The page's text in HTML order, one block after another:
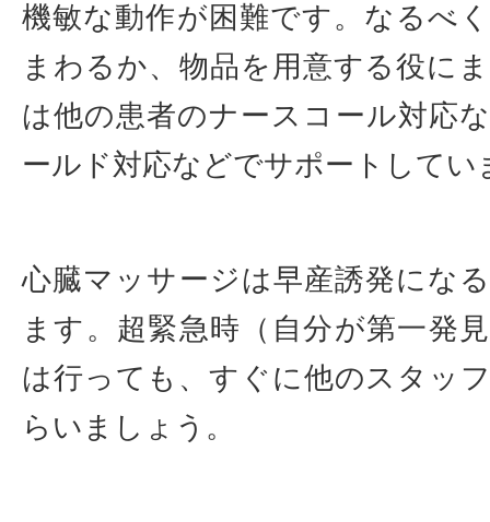
機敏な動作が困難です。なるべ
まわるか、物品を用意する役に
は他の患者のナースコール対応
ールド対応などでサポートしてい
心臓マッサージは早産誘発にな
ます。超緊急時（自分が第一発
は行っても、すぐに他のスタッ
らいましょう。